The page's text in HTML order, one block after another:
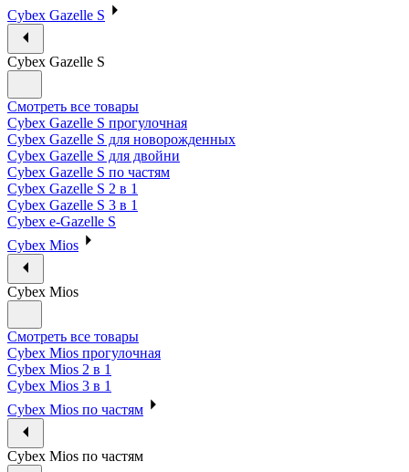
Cybex Gazelle S
Cybex Gazelle S
Смотреть все товары
Cybex Gazelle S прогулочная
Cybex Gazelle S для новорожденных
Cybex Gazelle S для двойни
Cybex Gazelle S по частям
Cybex Gazelle S 2 в 1
Cybex Gazelle S 3 в 1
Cybex e-Gazelle S
Cybex Mios
Cybex Mios
Смотреть все товары
Cybex Mios прогулочная
Cybex Mios 2 в 1
Cybex Mios 3 в 1
Cybex Mios по частям
Cybex Mios по частям